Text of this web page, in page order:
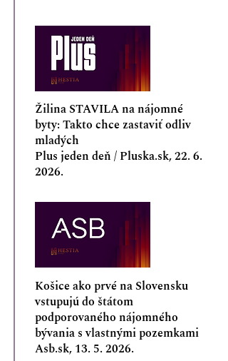
Žilina STAVILA na nájomné
byty: Takto chce zastaviť odliv
mladých
Plus jeden deň / Pluska.sk,22. 6.
2026.
Košice ako prvé na Slovensku
vstupujú do štátom
podporovaného nájomného
bývania s vlastnými pozemkami
Asb.sk, 13. 5. 2026.